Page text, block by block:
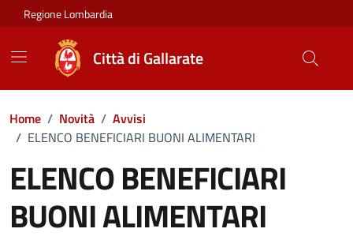
Vai ai contenuti
Vai al footer
Regione Lombardia
Città di Gallarate
Home / Novità / Avvisi
/ ELENCO BENEFICIARI BUONI ALIMENTARI
ELENCO BENEFICIARI
BUONI ALIMENTARI